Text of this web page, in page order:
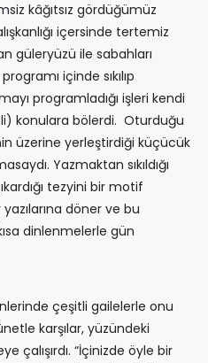
kâğıtsız gördüğümüz
içersinde tertemiz
güleryüzü ile sabahları
içinde sıkılıp
programladığı işleri kendi
konulara bölerdi. Oturduğu
üzerine yerleştirdiği küçücük
Yazmaktan sıkıldığı
tezyini bir motif
döner ve bu
dinlenmelerle gün
çeşitli gailelerle onu
karşılar, yüzündeki
çalışırdı. “İçinizde öyle bir